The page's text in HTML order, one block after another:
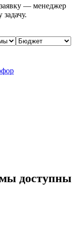
— менеджер
доступны